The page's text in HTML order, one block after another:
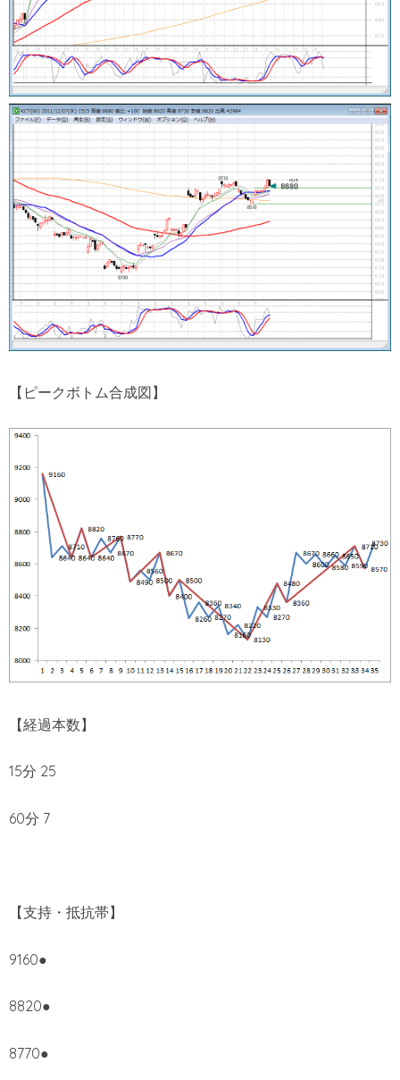
【ピークボトム合成図】
【経過本数】
15分 25
60分 7
【支持・抵抗帯】
9160●
8820●
8770●